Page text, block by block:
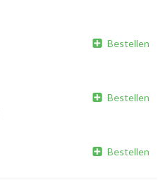
 Bestellen
 Bestellen
 Bestellen